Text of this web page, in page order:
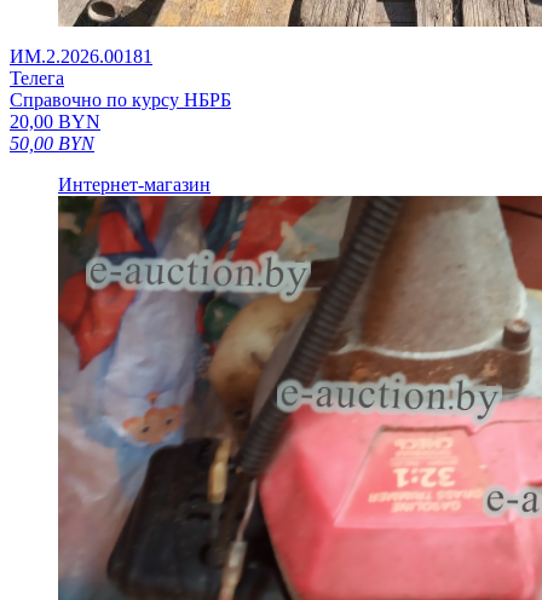
ИМ.2.2026.00181
Телега
Справочно по курсу НБРБ
20,00 BYN
50,00 BYN
Интернет-магазин